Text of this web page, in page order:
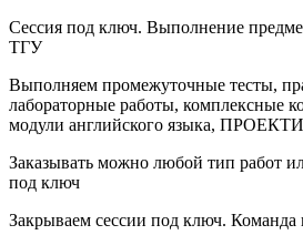
Сессия под ключ. Выполнение
ТГУ
Выполняем промежуточные тесты,
лабораторные работы, комплексные
модули английского языка,
Заказывать можно любой тип работ
под ключ
Закрываем сессии под ключ. Команда